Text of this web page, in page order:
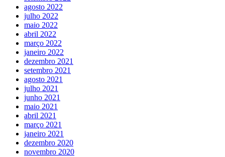
agosto 2022
julho 2022
maio 2022
abril 2022
março 2022
janeiro 2022
dezembro 2021
setembro 2021
agosto 2021
julho 2021
junho 2021
maio 2021
abril 2021
março 2021
janeiro 2021
dezembro 2020
novembro 2020